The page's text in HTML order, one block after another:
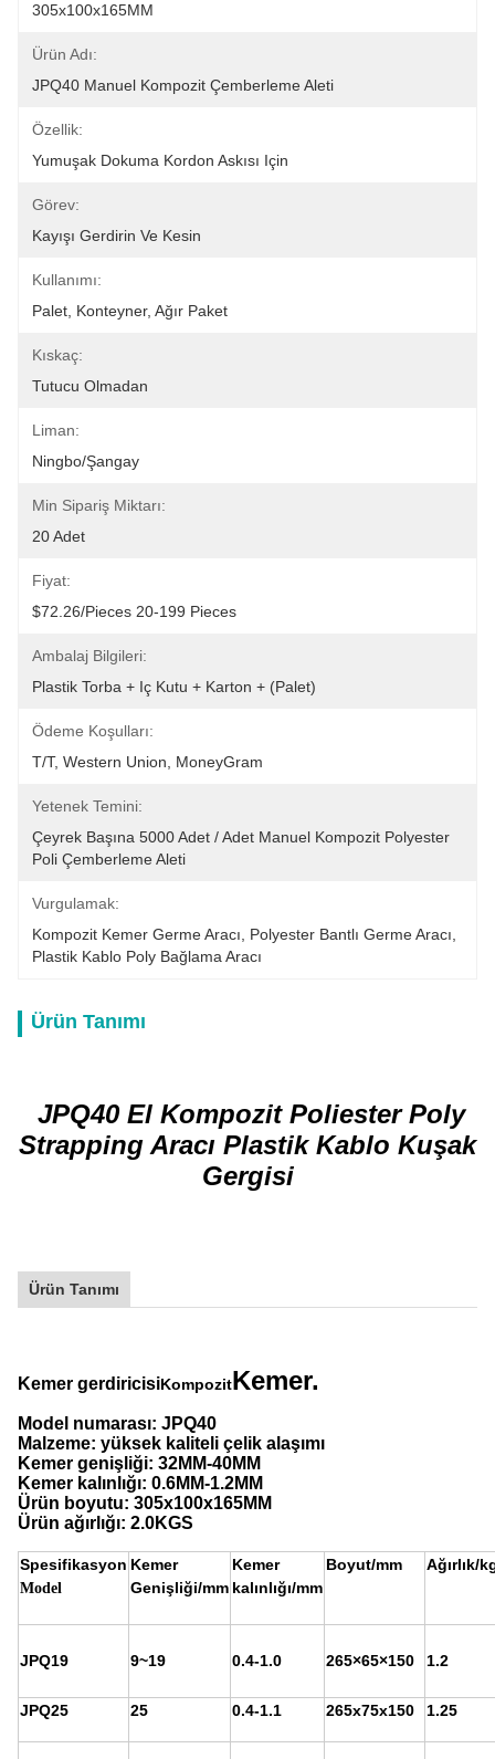
305x100x165MM
Ürün Adı:
JPQ40 Manuel Kompozit Çemberleme Aleti
Özellik:
Yumuşak Dokuma Kordon Askısı Için
Görev:
Kayışı Gerdirin Ve Kesin
Kullanımı:
Palet, Konteyner, Ağır Paket
Kıskaç:
Tutucu Olmadan
Liman:
Ningbo/Şangay
Min Sipariş Miktarı:
20 Adet
Fiyat:
$72.26/pieces 20-199 Pieces
Ambalaj Bilgileri:
Plastik Torba + Iç Kutu + Karton + (palet)
Ödeme Koşulları:
T/T, Western Union, MoneyGram
Yetenek Temini:
Çeyrek Başına 5000 Adet / Adet Manuel Kompozit Polyester
Poli Çemberleme Aleti
Vurgulamak:
Kompozit Kemer Germe Aracı
Polyester Bantlı Germe Aracı
Plastik Kablo Poly Bağlama Aracı
Ürün Tanımı
JPQ40 El Kompozit Poliester Poly
Strapping Aracı Plastik Kablo Kuşak
Gergisi
Ürün Tanımı
Kemer gerdiricisiKompozitKemer.
Model numarası: JPQ40
Malzeme: yüksek kaliteli çelik alaşımı
Kemer genişliği: 32MM-40MM
Kemer kalınlığı: 0.6MM-1.2MM
Ürün boyutu: 305x100x165MM
Ürün ağırlığı: 2.0KGS
Spesifikasyon
Model
Kemer
Genişliği/mm
Kemer
kalınlığı/mm
Boyut/mm Ağırlık/
JPQ19 9~19 0.4-1.0 265×65×150 1.2
JPQ25 25 0.4-1.1 265x75x150 1.25